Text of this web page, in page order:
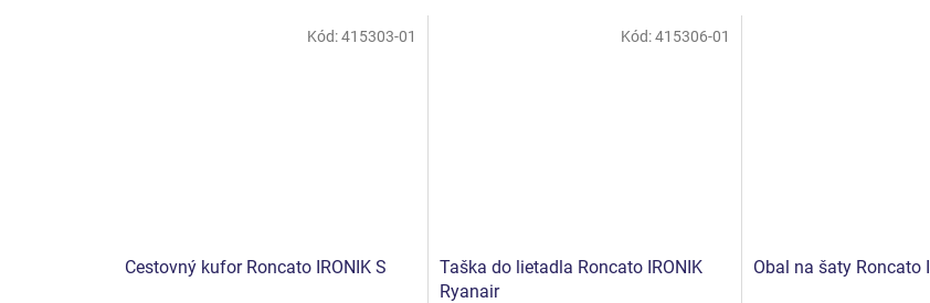
Cestovný kufor Roncato IRONIK S
Kód:415303-01
Taška do lietadla Roncato IRONIK
Ryanair
Kód:415306-01
Obal na šaty Roncato